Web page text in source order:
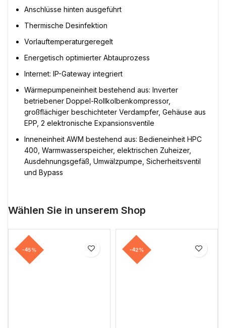
Anschlüsse hinten ausgeführt
Thermische Desinfektion
Vorlauftemperaturgeregelt
Energetisch optimierter Abtauprozess
Internet: IP-Gateway integriert
Wärmepumpeneinheit bestehend aus: Inverter
betriebener Doppel-Rollkolbenkompressor,
großflächiger beschichteter Verdampfer, Gehäuse aus
EPP, 2 elektronische Expansionsventile
Inneneinheit AWM bestehend aus: Bedieneinheit HPC
400, Warmwasserspeicher, elektrischen Zuheizer,
Ausdehnungsgefäß, Umwälzpumpe, Sicherheitsventil
und Bypass
Wählen Sie in unserem Shop
-45% -42%